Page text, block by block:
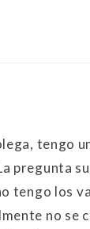
tengo
pregunta
tengo los
no se